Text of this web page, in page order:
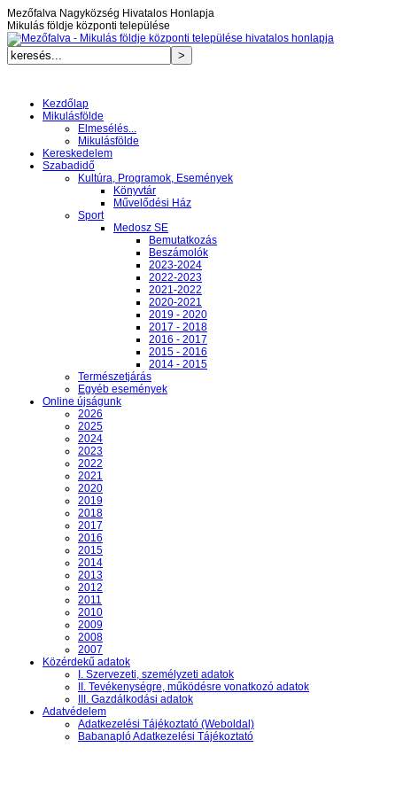
Mezőfalva Nagyközség Hivatalos Honlapja
Mikulás földje központi települése
Kezdőlap
Mikulásfölde
Elmesélés...
Mikulásfölde
Kereskedelem
Szabadidő
Kultúra, Programok, Események
Könyvtár
Művelődési Ház
Sport
Medosz SE
Bemutatkozás
Beszámolók
2023-2024
2022-2023
2021-2022
2020-2021
2019 - 2020
2017 - 2018
2016 - 2017
2015 - 2016
2014 - 2015
Természetjárás
Egyéb események
Online újságunk
2026
2025
2024
2023
2022
2021
2020
2019
2018
2017
2016
2015
2014
2013
2012
2011
2010
2009
2008
2007
Közérdekű adatok
I. Szervezeti, személyzeti adatok
II. Tevékenységre, működésre vonatkozó adatok
III. Gazdálkodási adatok
Adatvédelem
Adatkezelési Tájékoztató (Weboldal)
Babanapló Adatkezelési Tájékoztató